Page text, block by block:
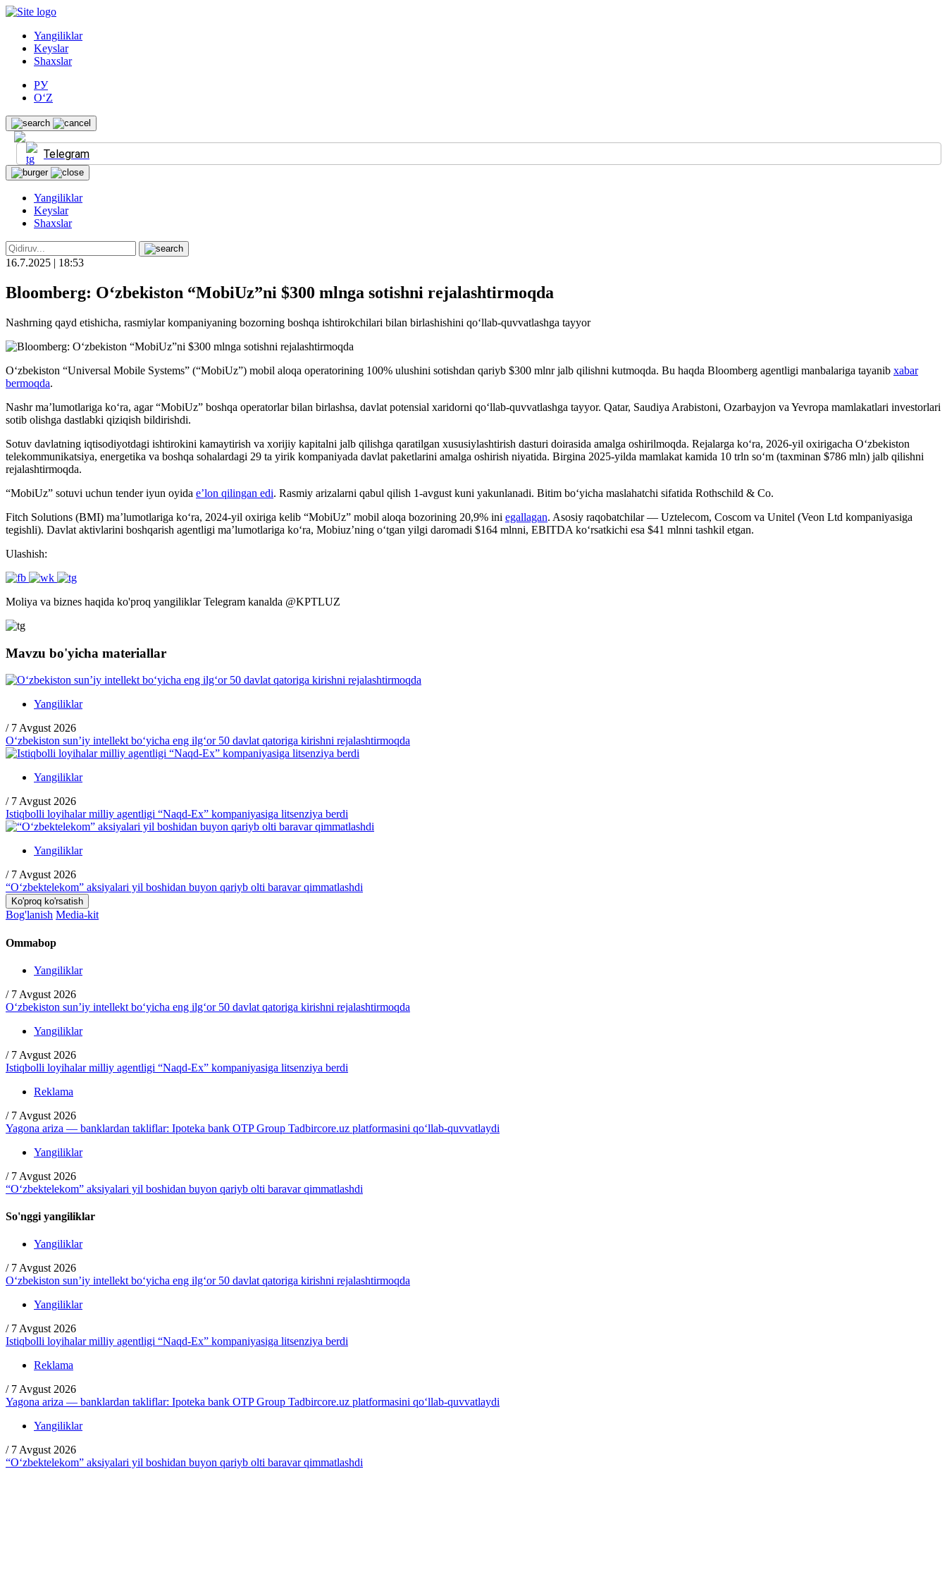
Yangiliklar
Keyslar
Shaxslar
РУ
O‘Z
Telegram
Yangiliklar
Keyslar
Shaxslar
16.7.2025 | 18:53
Bloomberg: O‘zbekiston “MobiUz”ni $300 mlnga sotishni rejalashtirmoqda
Nashrning qayd etishicha, rasmiylar kompaniyaning bozorning boshqa ishtirokchilari bilan birlashishini qo‘llab-quvvatlashga tayyor
O‘zbekiston “Universal Mobile Systems” (“MobiUz”) mobil aloqa operatorining 100% ulushini sotishdan qariyb $300 mlnr jalb qilishni kutmoqda. Bu haqda Bloomberg agentligi manbalariga tayanib xabar
bermoqda.
Nashr ma’lumotlariga ko‘ra, agar “MobiUz” boshqa operatorlar bilan birlashsa, davlat potensial xaridorni qo‘llab-quvvatlashga tayyor. Qatar, Saudiya Arabistoni, Ozarbayjon va Yevropa mamlakatlari investorlari
sotib olishga dastlabki qiziqish bildirishdi.
Sotuv davlatning iqtisodiyotdagi ishtirokini kamaytirish va xorijiy kapitalni jalb qilishga qaratilgan xususiylashtirish dasturi doirasida amalga oshirilmoqda. Rejalarga ko‘ra, 2026-yil oxirigacha O‘zbekiston
telekommunikatsiya, energetika va boshqa sohalardagi 29 ta yirik kompaniyada davlat paketlarini amalga oshirish niyatida. Birgina 2025-yilda mamlakat kamida 10 trln so‘m (taxminan $786 mln) jalb qilishni
rejalashtirmoqda.
“MobiUz” sotuvi uchun tender iyun oyida e’lon qilingan edi. Rasmiy arizalarni qabul qilish 1-avgust kuni yakunlanadi. Bitim bo‘yicha maslahatchi sifatida Rothschild & Co.
Fitch Solutions (BMI) ma’lumotlariga ko‘ra, 2024-yil oxiriga kelib “MobiUz” mobil aloqa bozorining 20,9% ini egallagan. Asosiy raqobatchilar — Uztelecom, Coscom va Unitel (Veon Ltd kompaniyasiga
tegishli). Davlat aktivlarini boshqarish agentligi ma’lumotlariga ko‘ra, Mobiuz’ning o‘tgan yilgi daromadi $164 mlnni, EBITDA ko‘rsatkichi esa $41 mlnni tashkil etgan.
Ulashish:
Moliya va biznes haqida ko'proq yangiliklar Telegram kanalda @KPTLUZ
Mavzu bo'yicha materiallar
Yangiliklar
/ 7 Avgust 2026
O‘zbekiston sun’iy intellekt bo‘yicha eng ilg‘or 50 davlat qatoriga kirishni rejalashtirmoqda
Yangiliklar
/ 7 Avgust 2026
Istiqbolli loyihalar milliy agentligi “Naqd-Ex” kompaniyasiga litsenziya berdi
Yangiliklar
/ 7 Avgust 2026
“O‘zbektelekom” aksiyalari yil boshidan buyon qariyb olti baravar qimmatlashdi
Ko'proq ko'rsatish
Bog'lanish Media-kit
Ommabop
Yangiliklar
/ 7 Avgust 2026
O‘zbekiston sun’iy intellekt bo‘yicha eng ilg‘or 50 davlat qatoriga kirishni rejalashtirmoqda
Yangiliklar
/ 7 Avgust 2026
Istiqbolli loyihalar milliy agentligi “Naqd-Ex” kompaniyasiga litsenziya berdi
Reklama
/ 7 Avgust 2026
Yagona ariza — banklardan takliflar: Ipoteka bank OTP Group Tadbircore.uz platformasini qo‘llab-quvvatlaydi
Yangiliklar
/ 7 Avgust 2026
“O‘zbektelekom” aksiyalari yil boshidan buyon qariyb olti baravar qimmatlashdi
So'nggi yangiliklar
Yangiliklar
/ 7 Avgust 2026
O‘zbekiston sun’iy intellekt bo‘yicha eng ilg‘or 50 davlat qatoriga kirishni rejalashtirmoqda
Yangiliklar
/ 7 Avgust 2026
Istiqbolli loyihalar milliy agentligi “Naqd-Ex” kompaniyasiga litsenziya berdi
Reklama
/ 7 Avgust 2026
Yagona ariza — banklardan takliflar: Ipoteka bank OTP Group Tadbircore.uz platformasini qo‘llab-quvvatlaydi
Yangiliklar
/ 7 Avgust 2026
“O‘zbektelekom” aksiyalari yil boshidan buyon qariyb olti baravar qimmatlashdi